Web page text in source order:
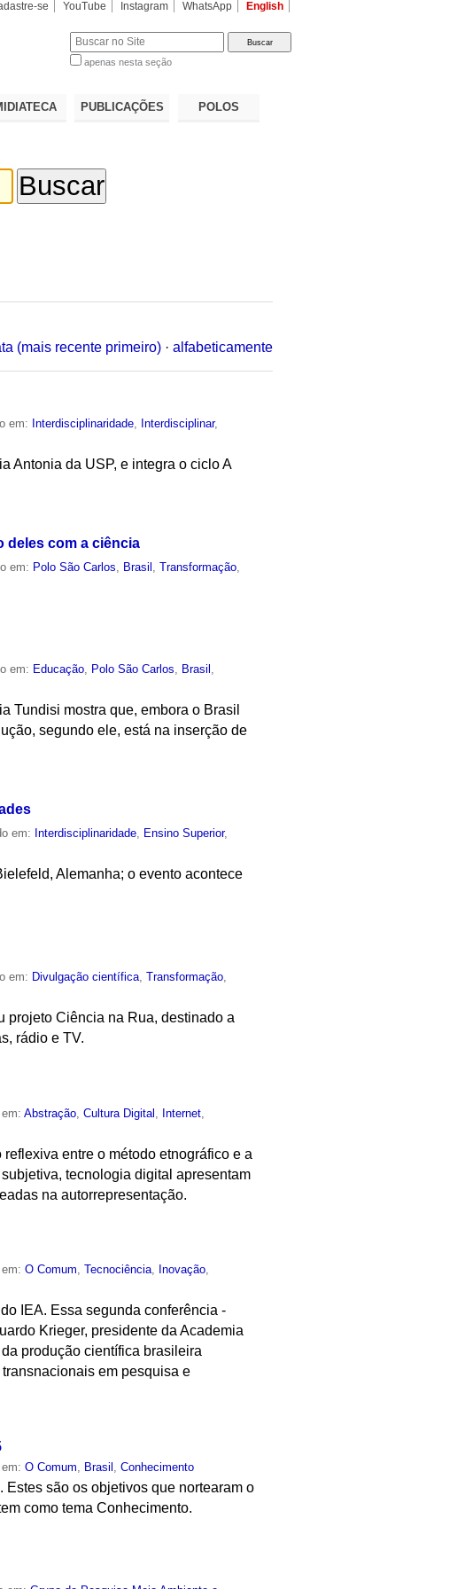
se YouTube Instagram WhatsApp English
apenas nesta seção
PUBLICAÇÕES POLOS
(mais recente primeiro) · alfabeticamente
em: Interdisciplinaridade Interdisciplinar,
Antonia da USP, e integra o ciclo A
deles com a ciência
em: Polo São Carlos Brasil ,Transformação
em: Educação, Polo São Carlos, Brasil ,
Tundisi mostra que, embora o Brasil
segundo ele, está na inserção de
em: Interdisciplinaridade, Ensino Superior,
Alemanha; o evento acontece
em: Divulgação científica ,Transformação
projeto Ciência na Rua, destinado a
rádio e TV.
em:Abstração ,Cultura Digital Internet
entre o método etnográfico e a
tecnologia digital apresentam
na autorrepresentação.
em:O Comum,Tecnociência, Inovação,
IEA. Essa segunda conferência -
Krieger, presidente da Academia
produção científica brasileira
em pesquisa e
em:O Comum Brasil ,Conhecimento
Estes são os objetivos que nortearam o
como tema Conhecimento.